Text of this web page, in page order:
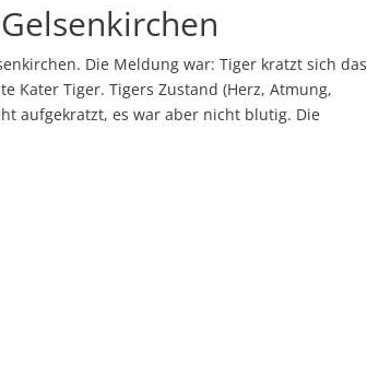
Die Meldung war: Tiger kratzt sich das
Kater Tiger. Tigers Zustand (Herz, Atmung,
aufgekratzt, es war aber nicht blutig. Die